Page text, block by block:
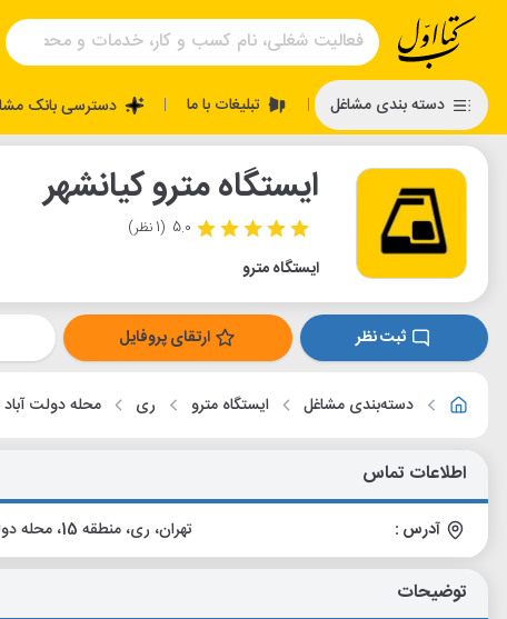
دسته بندی مشاغل | تبلیغات با ما | دسترسی بانک
ایستگاه مترو کیانشهر
5.0 (1 نظر)
ایستگاه مترو
ثبت نظر ارتقای پروفایل
دسته‌بندی مشاغل ایستگاه مترو ری محله دولت آباد
اطلاعات تماس
آدرس : تهران، ری، منطقه 15، محله دولت آباد، کیان‌شهر، خیابان عزیزخانی، نبش چهارراه صالحی
توضیحات